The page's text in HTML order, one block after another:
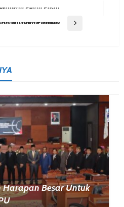
DPRD PPU Minta Bupati Baru Perbaiki Layanan Kesehatan Dan Wujudkan RPJPD 2045
Besar Untuk